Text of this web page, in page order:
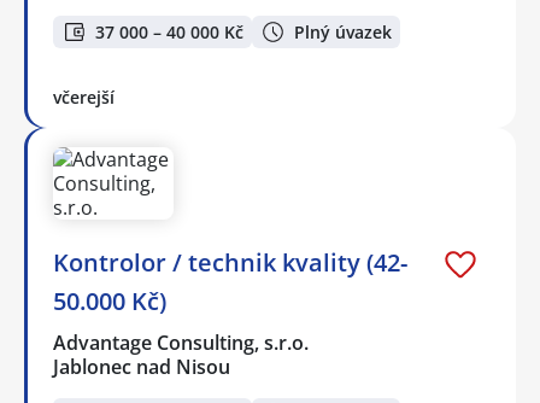
37 000 – 40 000 Kč Plný úvazek
včerejší
Kontrolor / technik kvality (42-
50.000 Kč)
Advantage Consulting, s.r.o.
Jablonec nad Nisou